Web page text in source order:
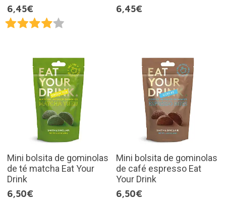
6,45€
6,45€
Mini bolsita de gominolas
de té matcha Eat Your
Drink
6,50€
Mini bolsita de gominolas
de café espresso Eat
Your Drink
6,50€